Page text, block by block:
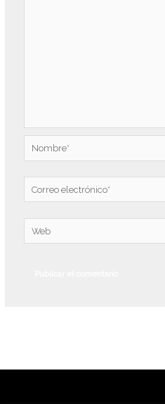
Nombre*
Correo
electrónico*
Web